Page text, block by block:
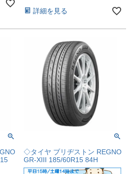
詳細を見る
◇タイヤ ブリヂストン REGNO
GR-XIII 185/60R15 84H